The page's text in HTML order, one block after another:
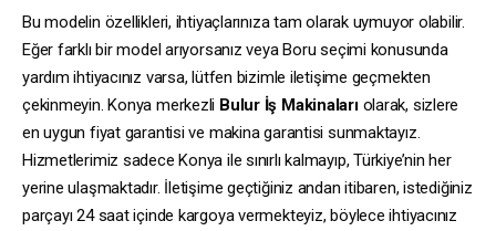
Bu modelin özellikleri, ihtiyaçlarınıza tam olarak uymuyor olabilir.
Eğer farklı bir model arıyorsanız veya Boru seçimi konusunda
yardım ihtiyacınız varsa, lütfen bizimle iletişime geçmekten
çekinmeyin. Konya merkezli Bulur İş Makinalarıolarak, sizlere
en uygun fiyat garantisi ve makina garantisi sunmaktayız.
Hizmetlerimiz sadece Konya ile sınırlı kalmayıp, Türkiye’nin her
yerine ulaşmaktadır. İletişime geçtiğiniz andan itibaren, istediğiniz
parçayı 24 saat içinde kargoya vermekteyiz, böylece ihtiyacınız